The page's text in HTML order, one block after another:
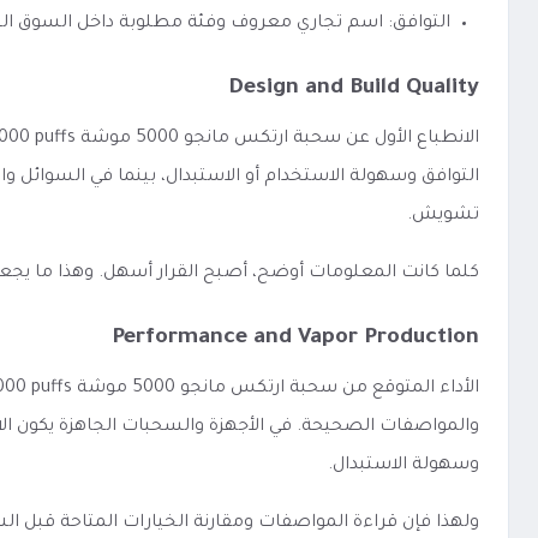
التوافق: اسم تجاري معروف وفئة مطلوبة داخل السوق
Design and Build Quality
التوافق وسهولة الاستخدام أو الاستبدال، بينما في
تشويش.
كلما كانت المعلومات أوضح، أصبح القرار أسهل. وهذا ما
Performance and Vapor Production
والمواصفات الصحيحة. في الأجهزة والسحبات الجاهزة يكون
وسهولة الاستبدال.
ولهذا فإن قراءة المواصفات ومقارنة الخيارات المتاحة